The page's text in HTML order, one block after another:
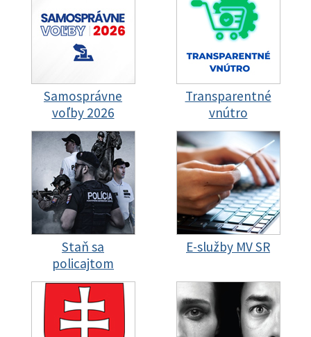
Samosprávne
voľby 2026
Transparentné
vnútro
Staň sa
policajtom
E-služby MV SR